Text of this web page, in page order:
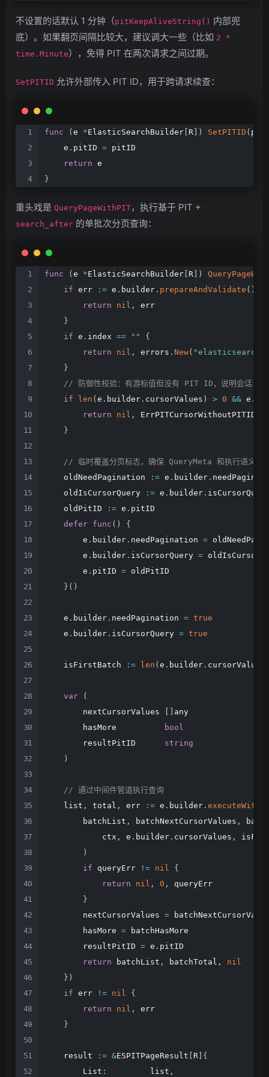
不设置的话默认 1 分钟（pitKeepAliveString() 内部兜
底）。如果翻页间隔比较大，建议调大一些（比如 2 *
time.Minute），免得 PIT 在两次请求之间过期。
SetPITID 允许外部传入 PIT ID，用于跨请求续查：
func ( e *ElasticSearchBuilder R ) SetPITID (
e . pitID = pitID
return e
}
重头戏是 QueryPageWithPIT，执行基于 PIT +
search_after 的单批次分页查询：
func ( e *ElasticSearchBuilder R )
if err := e . builder . prepareAndValidate ( )
return
nil ,
err
}
if e . index == ""
{
return
nil , errors . New( "elasticsearch
}
//
防御性校验：有游标值但没有 PIT ID，说明会话已
if
len ( e . builder . cursorValues ) > 0 && e .
return
nil ,
ErrPITCursorWithoutPITID
}
// 临时覆盖分页标志，确保 QueryMeta 和执行语义一
oldNeedPagination
:= e . builder .
oldIsCursorQuery
:= e . builder .
oldPitID
:= e . pitID
defer func ( )
{
e . builder . needPagination =
e . builder . isCursorQuery =
e . pitID = oldPitID
} ( )
e . builder . needPagination = true
e . builder . isCursorQuery = true
isFirstBatch := len ( e . builder . cursorValues
var
(
nextCursorValues
any
hasMore
bool
resultPitID
string
)
// 通过中间件管道执行查询
list , total , err := e . builder .
batchList , batchNextCursorValues ,
ctx , e . builder . cursorValues ,
)
if
queryErr != nil
{
return
nil , 0 ,
queryErr
}
nextCursorValues =
hasMore =
batchHasMore
resultPitID = e . pitID
return
batchList , batchTotal ,
nil
} )
if err != nil
{
return
nil ,
err
}
result := &ESPITPageResult R {
List : list ,